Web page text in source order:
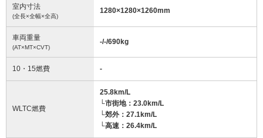
室内寸法
(全長×全幅×全高)
1280×1280×1260mm
車両重量
(AT×MT×CVT)
-/-/690kg
10・15燃費 -
WLTC燃費
25.8km/L
└市街地：23.0km/L
└郊外：27.1km/L
└高速：26.4km/L